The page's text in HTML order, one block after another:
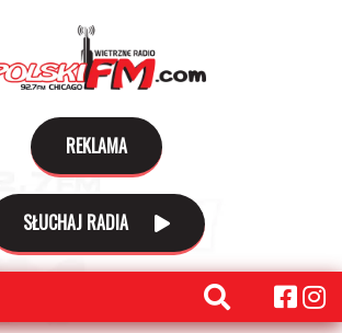
REKLAMA
SŁUCHAJ RADIA